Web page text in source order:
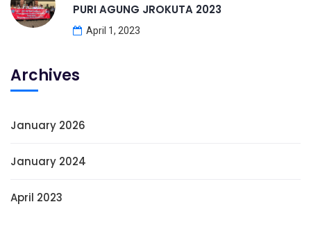
PURI AGUNG JROKUTA 2023
April 1, 2023
Archives
January 2026
January 2024
April 2023